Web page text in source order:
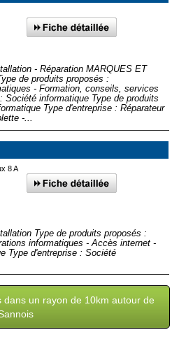
- Réparation MARQUES ET
de produits proposés :
- Formation, conseils, services
Société informatique Type de produits
Type d'entreprise : Réparateur
-...
8 A
Type de produits proposés :
informatiques - Accès internet -
Type d'entreprise : Société
un rayon de 10km autour de